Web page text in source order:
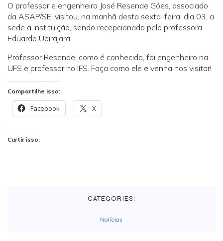
O professor e engenheiro José Resende Góes, associado
da ASAP/SE, visitou, na manhã desta sexta-feira, dia 03, a
sede a instituição, sendo recepcionado pelo professora
Eduardo Ubirajara.
Professor Resende, como é conhecido, foi engenheiro na
UFS e professor no IFS. Faça como ele e venha nos visitar!
Compartilhe isso:
Facebook X
Curtir isso:
CATEGORIES:
Notícias